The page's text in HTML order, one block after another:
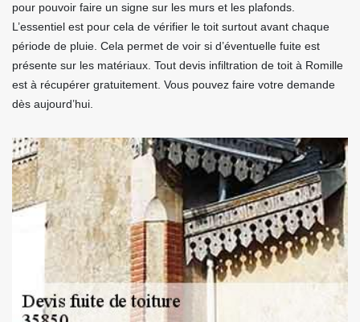
pour pouvoir faire un signe sur les murs et les plafonds.
L’essentiel est pour cela de vérifier le toit surtout avant chaque
période de pluie. Cela permet de voir si d’éventuelle fuite est
présente sur les matériaux. Tout devis infiltration de toit à Romille
est à récupérer gratuitement. Vous pouvez faire votre demande
dès aujourd’hui.